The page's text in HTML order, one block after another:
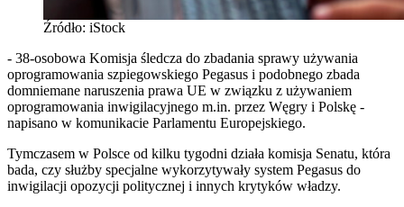
Źródło: iStock
- 38-osobowa Komisja śledcza do zbadania sprawy używania
oprogramowania szpiegowskiego Pegasus i podobnego zbada
domniemane naruszenia prawa UE w związku z używaniem
oprogramowania inwigilacyjnego m.in. przez Węgry i Polskę -
napisano w komunikacie Parlamentu Europejskiego.
Tymczasem w Polsce od kilku tygodni działa komisja Senatu, która
bada, czy służby specjalne wykorzytywały system Pegasus do
inwigilacji opozycji politycznej i innych krytyków władzy.